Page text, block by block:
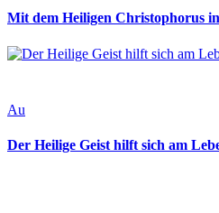
Mit dem Heiligen Christophorus
Au
Der Heilige Geist hilft sich am